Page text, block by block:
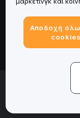
Προϊόντα
Νομικά
© 2025-2026
Αποδοχή
cookies